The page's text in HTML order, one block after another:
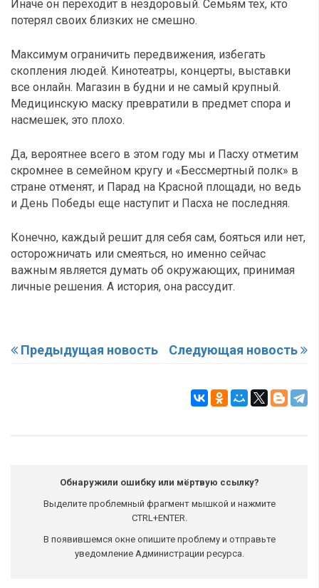
Иначе он переходит в нездоровый. Семьям тех, кто
потерял своих близких не смешно.
Максимум ограничить передвижения, избегать
скопления людей. Кинотеатры, концерты, выставки
все онлайн. Магазин в будни и не самый крупный.
Медицинскую маску превратили в предмет спора и
насмешек, это плохо.
Да, вероятнее всего в этом году мы и Пасху отметим
скромнее в семейном кругу и «Бессмертный полк» в
стране отменят, и Парад на Красной площади, но ведь
и День Победы еще наступит и Пасха не последняя.
Конечно, каждый решит для себя сам, бояться или нет,
осторожничать или смеяться, но именно сейчас
важным является думать об окружающих, принимая
личные решения. А история, она рассудит.
Предыдущая новость Следующая новость
Обнаружили ошибку или мёртвую ссылку?
Выделите проблемный фрагмент мышкой и нажмите
CTRL+ENTER.
В появившемся окне опишите проблему и отправьте
уведомление Администрации ресурса.